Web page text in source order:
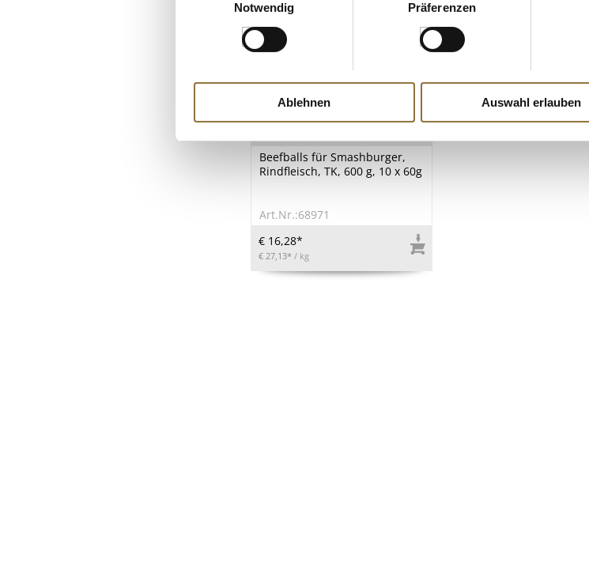
Notwendig
Präferenzen
Ablehnen Auswahl erlauben
Beefballs für Smashburger,
Rindfleisch, TK, 600 g, 10 x 60g
Art.Nr.:68971
€ 16,28*
€ 27,13* / kg